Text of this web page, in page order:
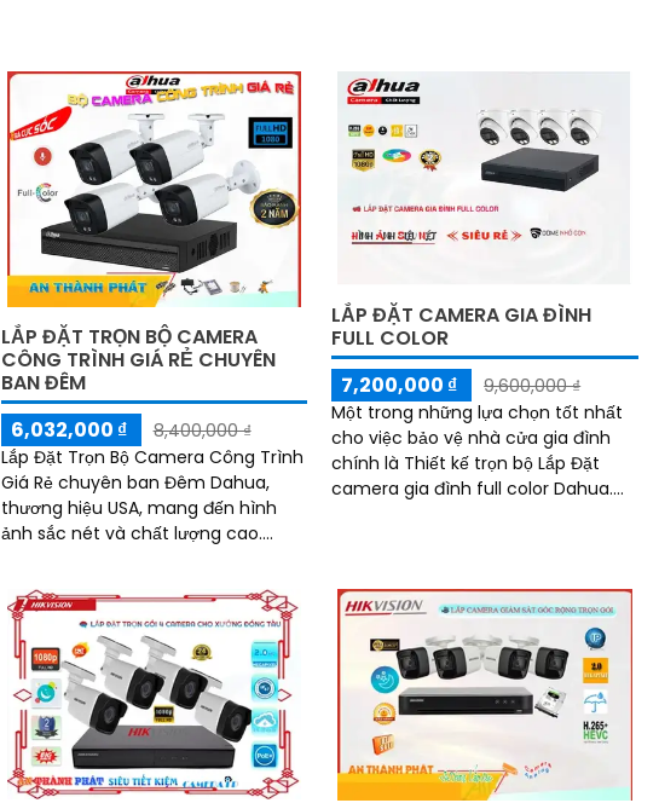
còn mang lại sự tiện nghi cao
LẮP ĐẶT TRỌN BỘ CAMERA
CÔNG TRÌNH GIÁ RẺ CHUYÊN
BAN ĐÊM
6,032,000 ₫
8,400,000 ₫
Lắp Đặt Trọn Bộ Camera Công Trình
Giá Rẻ chuyên ban Đêm Dahua,
thương hiệu USA, mang đến hình
ảnh sắc nét và chất lượng cao.
giúp ghi lại mọi chi tiết quan trọng
một cách rõ ràng
LẮP ĐẶT CAMERA GIA ĐÌNH
FULL COLOR
7,200,000 ₫
9,600,000 ₫
Một trong những lựa chọn tốt nhất
cho việc bảo vệ nhà cửa gia đình
chính là Thiết kế trọn bộ Lắp Đặt
camera gia đình full color Dahua.